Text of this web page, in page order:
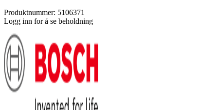
Produktnummer: 5106371
Logg inn for å se beholdning